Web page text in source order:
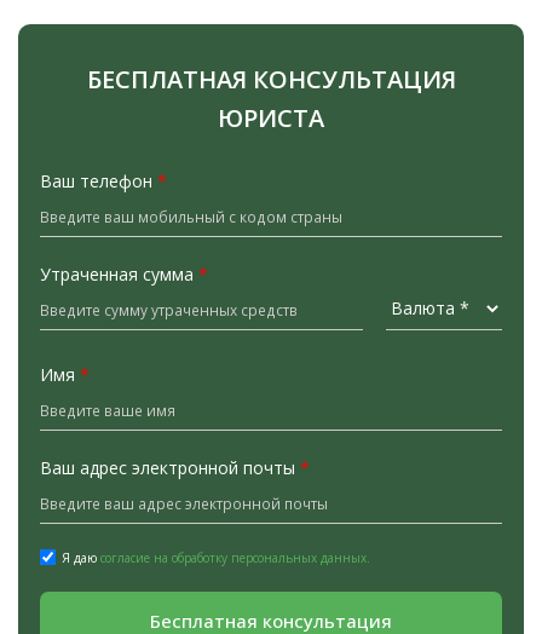
БЕСПЛАТНАЯ КОНСУЛЬТАЦИЯ
ЮРИСТА
Ваш телефон *
Утраченная сумма *
Имя *
Ваш адрес электронной почты *
Я даю согласие на обработку персональных данных.
Бесплатная консультация